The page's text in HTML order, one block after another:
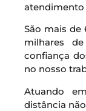
atendimento
São mais de
milhares
confiança
no nosso
Atuando
distância